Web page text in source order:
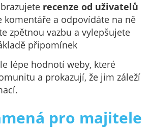
recenze od uživatelů
komentáře a odpovídáte na ně
zpětnou vazbu a vylepšujete
připomínek
lépe hodnotí weby, které
a prokazují, že jim záleží
pro majitele